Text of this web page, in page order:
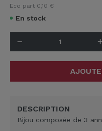
Eco part 0,10 €
En stock
DESCRIPTION
Bijou composée de 3